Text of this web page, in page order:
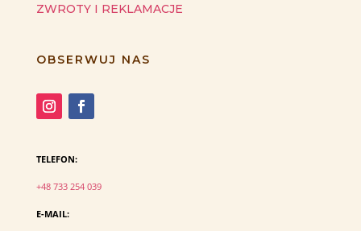
ZWROTY I REKLAMACJE
OBSERWUJ NAS
TELEFON:
+48 733 254 039
E-MAIL: